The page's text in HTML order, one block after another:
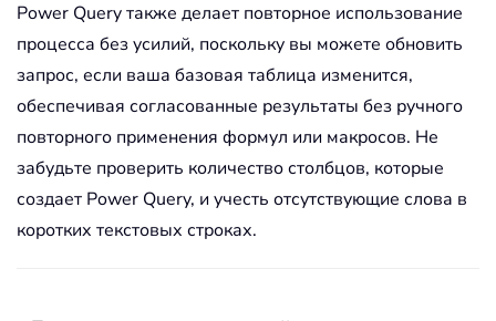
Power Query также делает повторное использование
процесса без усилий, поскольку вы можете обновить
запрос, если ваша базовая таблица изменится,
обеспечивая согласованные результаты без ручного
повторного применения формул или макросов. Не
забудьте проверить количество столбцов, которые
создает Power Query, и учесть отсутствующие слова в
коротких текстовых строках.